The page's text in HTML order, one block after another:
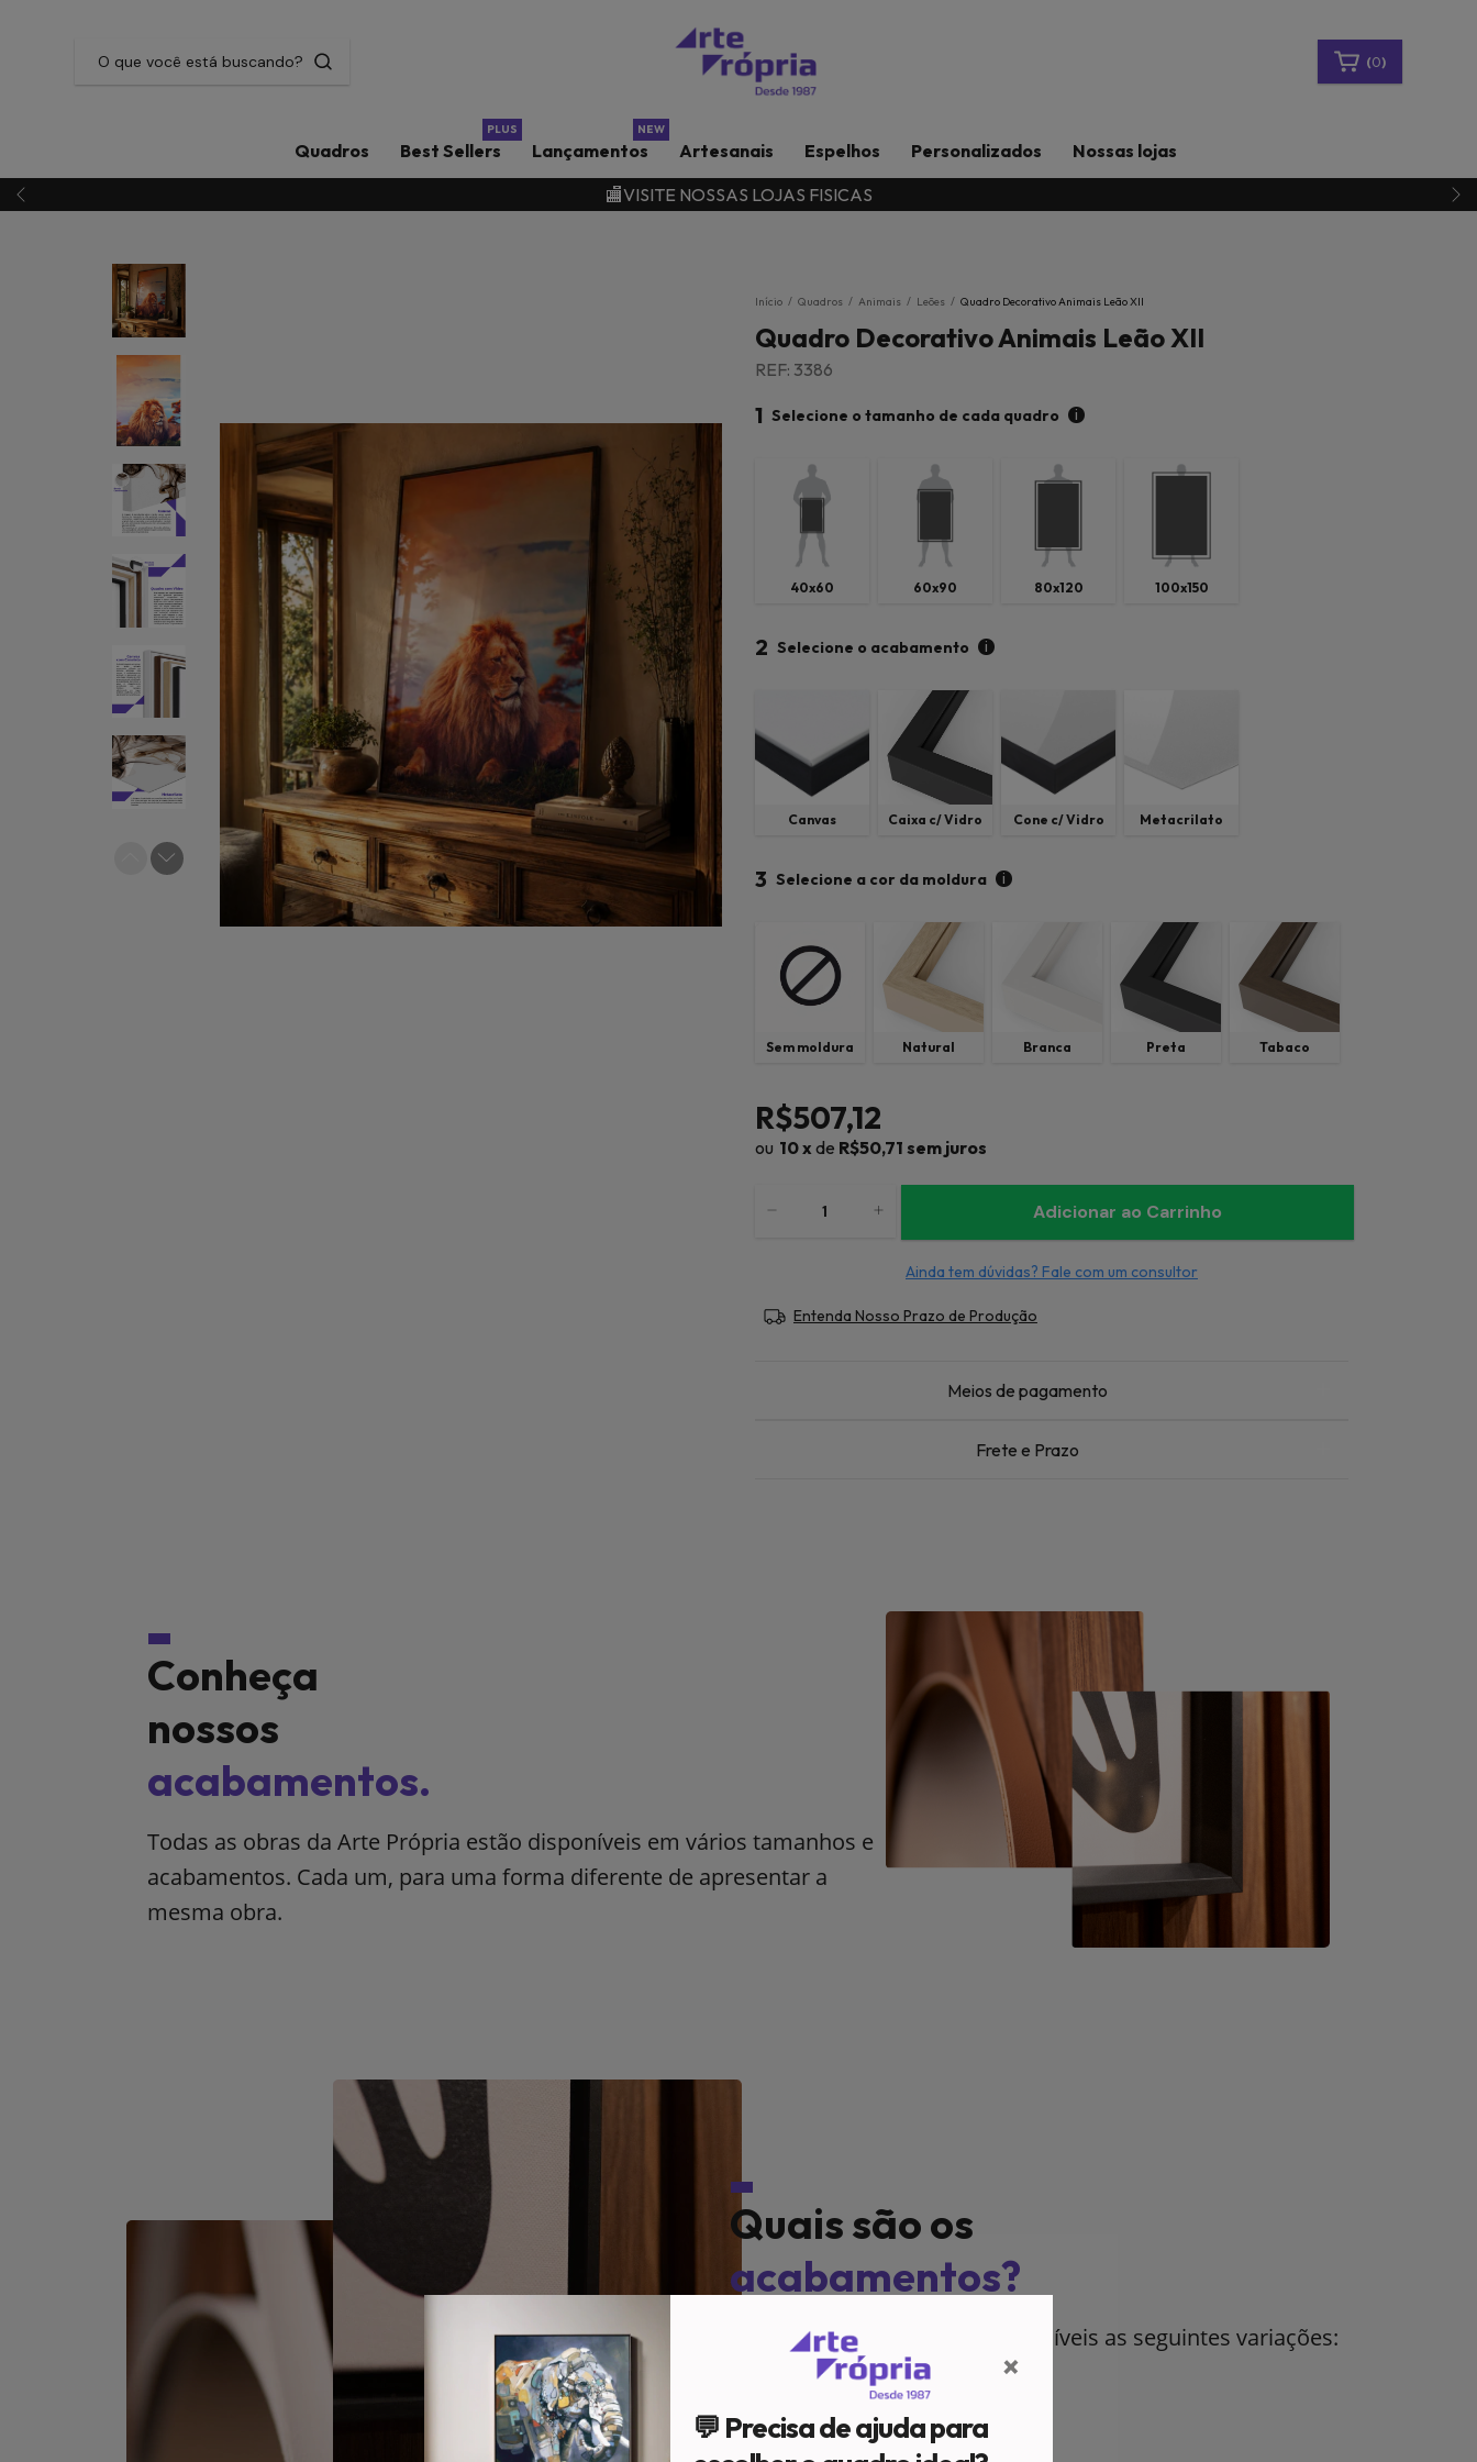
🏬VISITE NOSSAS LOJAS FISICAS
(0)
Quadros Best Sellers Lançamentos Artesanais Espelhos Personalizados Nossas lojas
×
💬 Precisa de ajuda para
Início / Quadros / Animais / Leões / Quadro Decorativo Animais Leão XII
Quadro Decorativo Animais Leão XII
REF: 3386
1 Selecione o tamanho de cada quadro i
40x60 60x90 80x120 100x150
2 Selecione o acabamento i
Canvas Caixa c/ Vidro Cone c/ Vidro Metacrilato
3 Selecione a cor da moldura i
Sem moldura Natural Branca Preta Tabaco
R$507,12
10x de R$50,71 sem juros
Ainda tem dúvidas? Fale com um consultor
Entenda Nosso Prazo de Produção
Meios de pagamento
Frete e Prazo
Conheça
nossos
acabamentos.
Todas as obras da Arte Própria estão disponíveis em vários tamanhos e
acabamentos. Cada um, para uma forma diferente de apresentar a
mesma obra.
Quais são os
acabamentos?
Em nosso acervo, temos disponíveis as seguintes variações:
Impressão;
Cone c/ vidro;